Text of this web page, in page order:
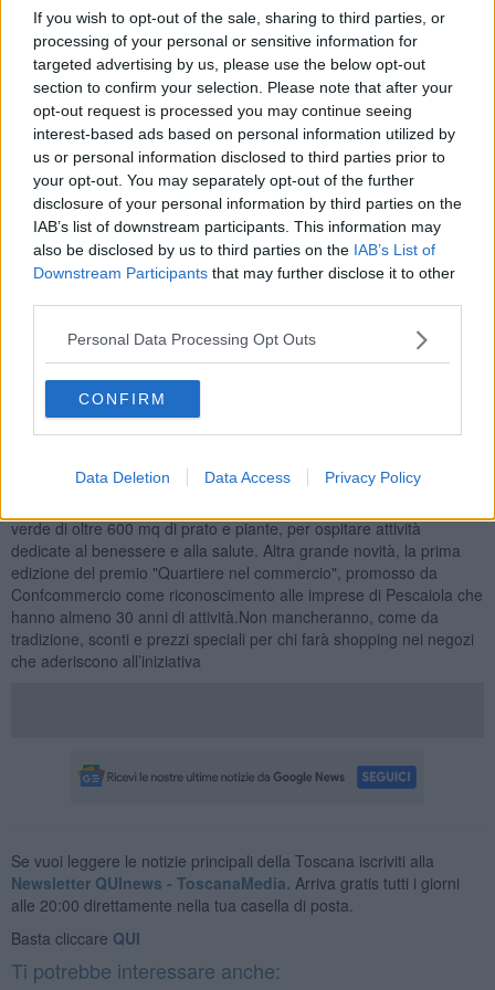
If you wish to opt-out of the sale, sharing to third parties, or
processing of your personal or sensitive information for
targeted advertising by us, please use the below opt-out
section to confirm your selection. Please note that after your
opt-out request is processed you may continue seeing
interest-based ads based on personal information utilized by
us or personal information disclosed to third parties prior to
your opt-out. You may separately opt-out of the further
disclosure of your personal information by third parties on the
IAB’s list of downstream participants. This information may
also be disclosed by us to third parties on the IAB’s List of
Downstream Participants that may further disclose it to other
Personal Data Processing Opt Outs
CONFIRM
Data Deletion Data Access Privacy Policy
quest'anno la manifestazione, promossa da Confcommercio con il
patrocinio di Comune e Camera di Commercio di Arezzo e il
contributo di Estra, GP Motors, PM Allarmi e Numero Uno
Informatica, tornerà ad animare il quartiere sabato 10 giugno
2017, dalle ore 17 all’1 di notte. Gli organizzatori stanno mettendo
a punto gli ultimi dettagli della serata, che offrirà come sempre
tanto divertimento per tutti. Gastronomia, musica, animazioni per i
più piccoli, esibizioni sportive, sfilate di moda e molto altro ancora:
è così che i commercianti del “rione” attraversato da via Alessandro
dal Borro, via Benedetto Croce e Largo I Maggio omaggeranno i
loro clienti, coinvolgendo anche il resto della città con una serata
all’insegna del divertimento che anticipa l’arrivo
dell’estate.L’entusiasmo è palpabile tra i commercianti di Pescaiola,
assoluti protagonisti dell’iniziativa: bar, ristoranti, pizzerie al taglio,
gastronomie, macellerie, gelaterie, negozi di abbigliamento e
calzature, cartolerie, tappezzieri sono pronti ad aprire le loro attività
e ovviamente gli abitanti della zona, da sempre mossi dall’orgoglio
di sentirsi “pescaiolini”. Tra le novità di quest’anno si annovera la
“passeggiata della salute”, ideata per promuovere un corretto stile
raggiungere la Fortezza Medicea e fare ritorno a Pescaiola. Ci sarà
verde di oltre 600 mq di prato e piante, per ospitare attività
dedicate al benessere e alla salute. Altra grande novità, la prima
edizione del premio "Quartiere nel commercio", promosso da
Confcommercio come riconoscimento alle imprese di Pescaiola che
hanno almeno 30 anni di attività.Non mancheranno, come da
tradizione, sconti e prezzi speciali per chi farà shopping nei negozi
che aderiscono all’iniziativa
Se vuoi leggere le notizie principali della Toscana iscriviti alla
Newsletter QUInews - ToscanaMedia. Arriva gratis tutti i giorni
alle 20:00 direttamente nella tua casella di posta.
Basta cliccare QUI
Ti potrebbe interessare anche: